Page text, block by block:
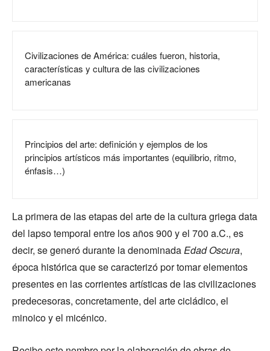
Civilizaciones de América: cuáles fueron, historia,
características y cultura de las civilizaciones
americanas
Principios del arte: definición y ejemplos de los
principios artísticos más importantes (equilibrio, ritmo,
énfasis…)
La primera de las etapas del arte de la cultura griega data
del lapso temporal entre los años 900 y el 700 a.C., es
decir, se generó durante la denominadaEdad Oscura,
época histórica que se caracterizó por tomar elementos
presentes en las corrientes artísticas de las civilizaciones
predecesoras, concretamente, del arte cicládico, el
minoico y el micénico.